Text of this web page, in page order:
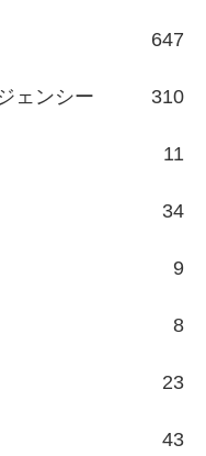
647
ェンシー 310
11
34
9
8
23
43